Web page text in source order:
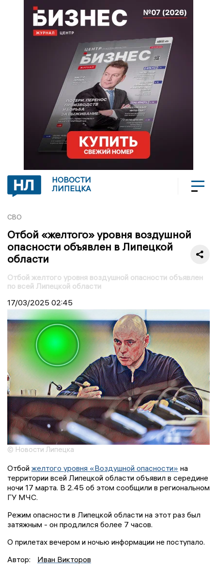
НОВОСТИ
ЛИПЕЦКА
СВО
Отбой «желтого» уровня воздушной
опасности объявлен в Липецкой
области
Отбой желтого уровня воздушной опасности объявлен
по всей Липецкой области
17/03/2025 02:45
© Новости Липецка
Отбой желтого уровня «Воздушной опасности» на
территории всей Липецкой области объявил в середине
ночи 17 марта. В 2.45 об этом сообщили в региональном
ГУ МЧС.
Режим опасности в Липецкой области на этот раз был
затяжным - он продлился более 7 часов.
О прилетах вечером и ночью информации не поступало.
Автор:
Иван Викторов